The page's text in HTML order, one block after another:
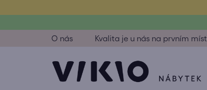
na
O nás
Kvalita je u nás na prvním